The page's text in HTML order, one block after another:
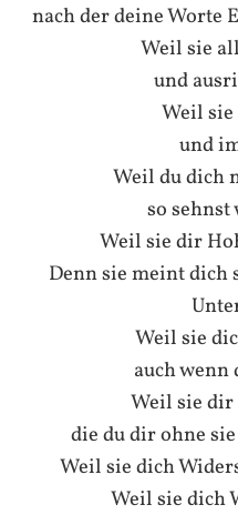
nach der deine Worte
Weil sie
und
Weil
und
Weil du dich
so
Weil sie dir
Denn sie meint dich
Weil sie
auch wenn
Weil sie dir
die du dir ohne
Weil sie dich
Weil sie dich